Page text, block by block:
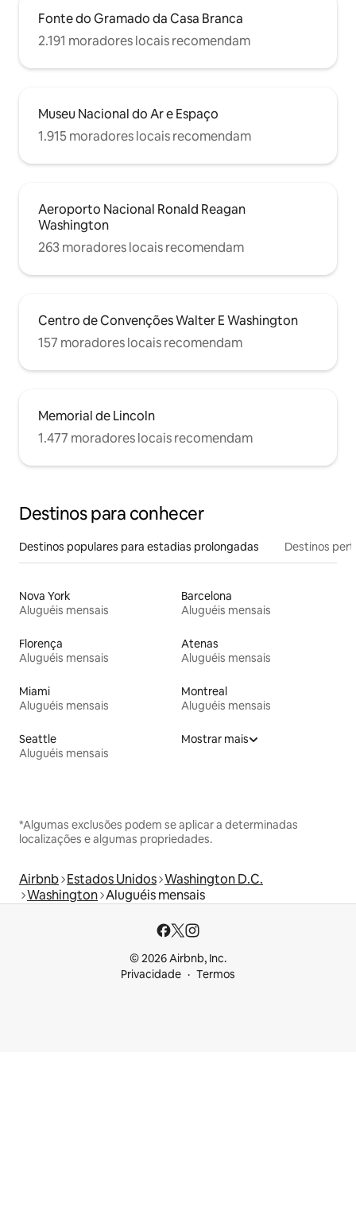
Fonte do Gramado da Casa Branca
2.191 moradores locais recomendam
Museu Nacional do Ar e Espaço
1.915 moradores locais recomendam
Aeroporto Nacional Ronald Reagan
Washington
263 moradores locais recomendam
Centro de Convenções Walter E Washington
157 moradores locais recomendam
Memorial de Lincoln
1.477 moradores locais recomendam
Destinos para conhecer
Destinos populares para estadias prolongadas Destinos
Nova York
Aluguéis mensais
Barcelona
Aluguéis mensais
Florença
Aluguéis mensais
Atenas
Aluguéis mensais
Miami
Aluguéis mensais
Montreal
Aluguéis mensais
Seattle
Aluguéis mensais
Mostrar mais
*Algumas exclusões podem se aplicar a determinadas
localizações e algumas propriedades.
Airbnb Estados Unidos Washington D.C.
Washington Aluguéis mensais
© 2026 Airbnb, Inc.
Privacidade
Termos